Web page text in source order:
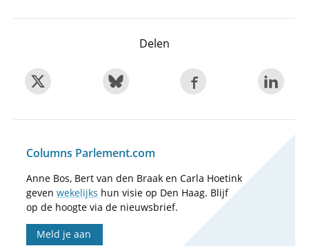
Delen
Columns Parlement.com
Anne Bos, Bert van den Braak en Carla Hoetink
geven wekelijks hun visie op Den Haag. Blijf
op de hoogte via de nieuwsbrief.
Meld je aan